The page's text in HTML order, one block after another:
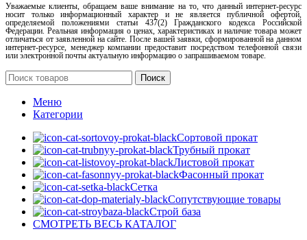
Уважаемые клиенты, обращаем ваше внимание на то, что данный интернет-ресурс
носит только информационный характер и не является публичной офертой,
определяемой положениями статьи 437(2) Гражданского кодекса Российской
Федерации. Реальная информация о ценах, характеристиках и наличие товара может
отличаться от заявленной на сайте. После вашей заявки, сформированной на данном
интернет-ресурсе, менеджер компании предоставит посредством телефонной связи
или электронной почты актуальную информацию о запрашиваемом товаре.
Поиск
Меню
Категории
Сортовой прокат
Трубный прокат
Листовой прокат
Фасонный прокат
Сетка
Сопутствующие товары
Строй база
СМОТРЕТЬ ВЕСЬ КАТАЛОГ